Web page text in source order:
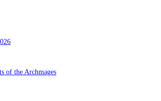
of the Archmages